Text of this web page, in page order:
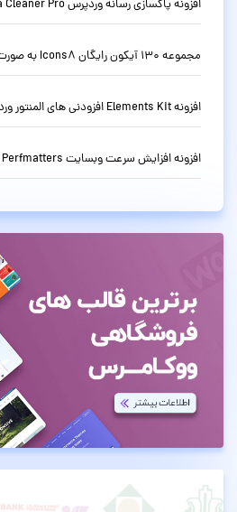
افزونه پاکسازی رسانه وردپرس Media Cleaner Pro نسخه 7.0.8
مجموعه 130 آیکون رایگان Icons8 به صورت SVG
افزونه Elements Kit افزودنی های المنتور وردپرس نسخه 4.5.3
افزونه افزایش سرعت وبسایت Perfmatters وردپرس نسخه 2.6.6